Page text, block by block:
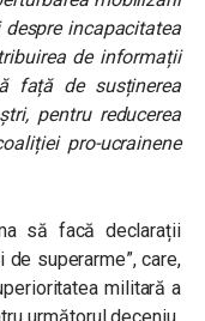
incapacitatea
de informații
față de susținerea
pentru reducerea
pro-ucrainene
să facă declarații
superarme”, care,
militară a